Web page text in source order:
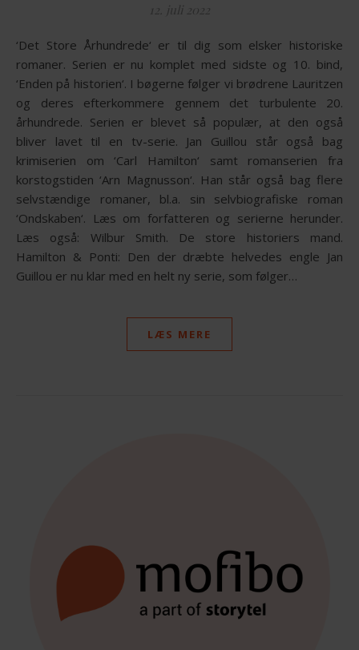
12. juli 2022
‘Det Store Århundrede‘ er til dig som elsker historiske
romaner. Serien er nu komplet med sidste og 10. bind,
‘Enden på historien‘. I bøgerne følger vi brødrene Lauritzen
og deres efterkommere gennem det turbulente 20.
århundrede. Serien er blevet så populær, at den også
bliver lavet til en tv-serie. Jan Guillou står også bag
krimiserien om ‘Carl Hamilton‘ samt romanserien fra
korstogstiden ‘Arn Magnusson‘. Han står også bag flere
selvstændige romaner, bl.a. sin selvbiografiske roman
‘Ondskaben‘. Læs om forfatteren og serierne herunder.
Læs også: Wilbur Smith. De store historiers mand.
Hamilton & Ponti: Den der dræbte helvedes engle Jan
Guillou er nu klar med en helt ny serie, som følger…
LÆS MERE